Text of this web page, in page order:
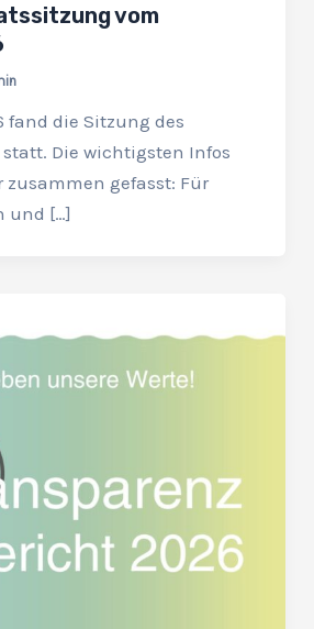
vom
fand die Sitzung des
Die wichtigsten Infos
zusammen gefasst: Für
und […]